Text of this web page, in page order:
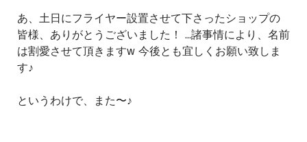
あ、土日にフライヤー設置させて下さったショップの
皆様、ありがとうございました！ ...諸事情により、名前
は割愛させて頂きますw 今後とも宜しくお願い致しま
す♪
というわけで、また〜♪